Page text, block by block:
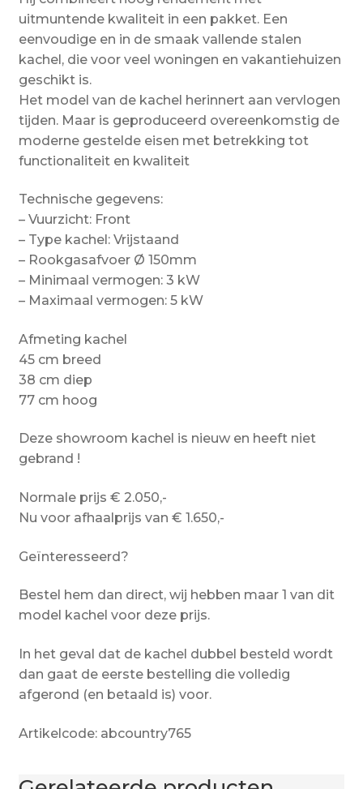
uitmuntende kwaliteit in een pakket. Een
eenvoudige en in de smaak vallende stalen
kachel, die voor veel woningen en vakantiehuizen
geschikt is.
Het model van de kachel herinnert aan vervlogen
tijden. Maar is geproduceerd overeenkomstig de
moderne gestelde eisen met betrekking tot
functionaliteit en kwaliteit
Technische gegevens:
– Vuurzicht: Front
– Type kachel: Vrijstaand
– Rookgasafvoer Ø 150mm
– Minimaal vermogen: 3 kW
– Maximaal vermogen: 5 kW
Afmeting kachel
45 cm breed
38 cm diep
77 cm hoog
Deze showroom kachel is nieuw en heeft niet
gebrand !
Normale prijs € 2.050,-
Nu voor afhaalprijs van € 1.650,-
Geïnteresseerd?
Bestel hem dan direct, wij hebben maar 1 van dit
model kachel voor deze prijs.
In het geval dat de kachel dubbel besteld wordt
dan gaat de eerste bestelling die volledig
afgerond (en betaald is) voor.
Artikelcode: abcountry765